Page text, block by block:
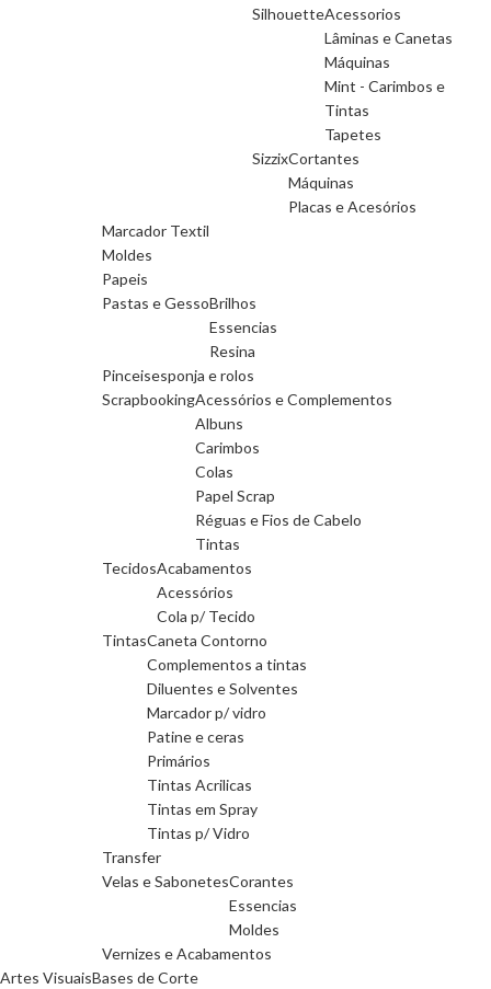
SilhouetteAcessorios
Lâminas e Canetas
Máquinas
Mint - Carimbos e
Tintas
Tapetes
SizzixCortantes
Máquinas
Placas e Acesórios
Marcador Textil
Moldes
Papeis
Pastas e GessoBrilhos
Essencias
Resina
Pinceisesponja e rolos
ScrapbookingAcessórios e Complementos
Albuns
Carimbos
Colas
Papel Scrap
Réguas e Fios de Cabelo
Tintas
TecidosAcabamentos
Acessórios
Cola p/ Tecido
TintasCaneta Contorno
Complementos a tintas
Diluentes e Solventes
Marcador p/ vidro
Patine e ceras
Primários
Tintas Acrilicas
Tintas em Spray
Tintas p/ Vidro
Transfer
Velas e SabonetesCorantes
Essencias
Moldes
Vernizes e Acabamentos
Artes VisuaisBases de Corte